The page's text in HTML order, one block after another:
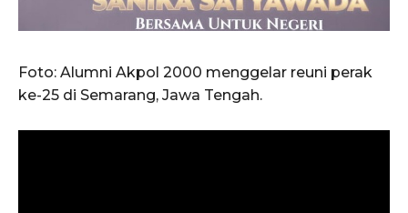
Foto: Alumni Akpol 2000 menggelar reuni perak
ke-25 di Semarang, Jawa Tengah.